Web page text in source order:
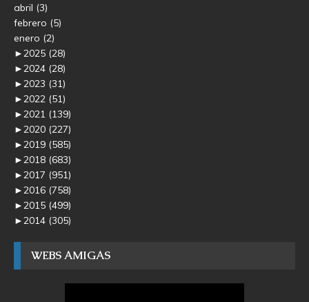
abril (3)
febrero (5)
enero (2)
►2025 (28)
►2024 (28)
►2023 (31)
►2022 (51)
►2021 (139)
►2020 (227)
►2019 (585)
►2018 (683)
►2017 (951)
►2016 (758)
►2015 (499)
►2014 (305)
WEBS AMIGAS